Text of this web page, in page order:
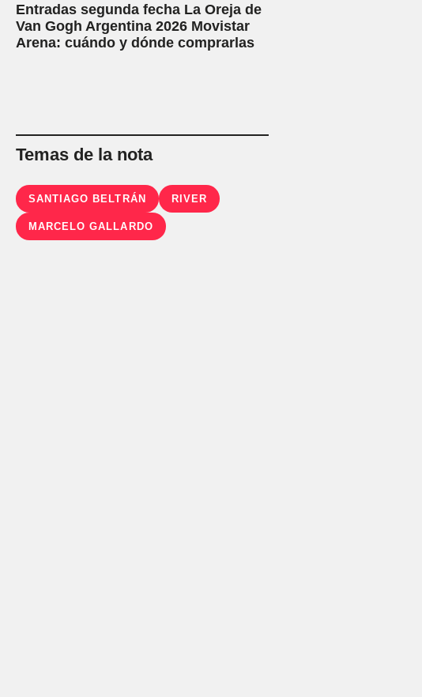
Entradas segunda fecha La Oreja de
Van Gogh Argentina 2026 Movistar
Arena: cuándo y dónde comprarlas
Temas de la nota
SANTIAGO BELTRÁN RIVER
MARCELO GALLARDO